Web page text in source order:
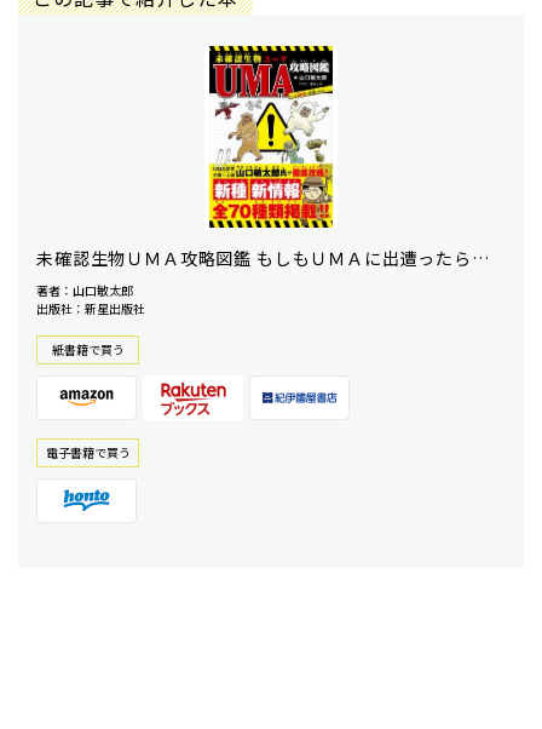
未確認生物ＵＭＡ攻略図鑑 もしもＵＭＡに出遭ったら…
著者：山口敏太郎
出版社：新星出版社
紙書籍で買う
電⼦書籍で買う